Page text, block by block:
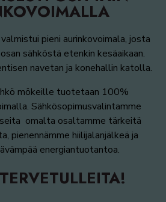
pieni aurinkovoimala, josta
sähköstä etenkin kesäaikaan.
navetan ja konehallin katolla.
mökeille tuotetaan 100%
Sähkösopimusvalintamme
omalta osaltamme tärkeitä
pienennämme hiilijalanjälkeä ja
energiantuotantoa.